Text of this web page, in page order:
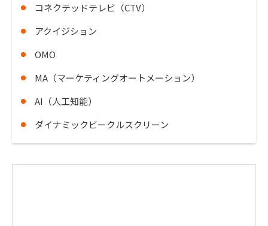
コネクテッドテレビ（CTV）
アクイジション
OMO
MA（マーケティングオートメーション）
AI（人工知能）
ダイナミックビークルスクリーン